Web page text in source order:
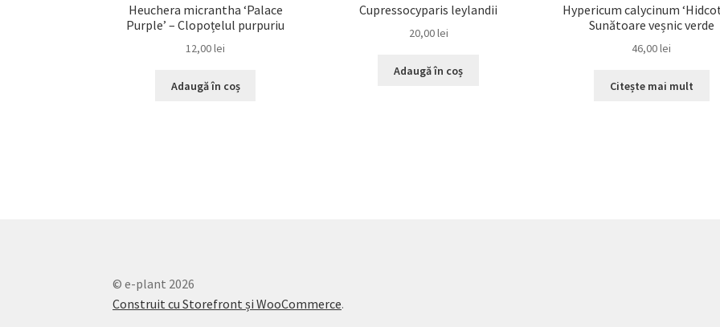
Heuchera micrantha ‘Palace
Purple’ – Clopoțelul purpuriu
12,00lei
Adaugă în coș
Cupressocyparis leylandii
20,00lei
Adaugă în coș
Hypericum calycinum
Sunătoare veșnic verde
46,00lei
Citește mai mult
© e-plant 2026
Construit cu Storefront și WooCommerce.